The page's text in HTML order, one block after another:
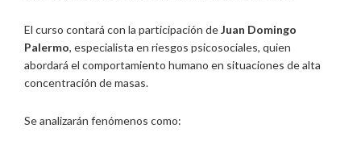
El curso contará con la participación deJuan Domingo
Palermo, especialista en riesgos psicosociales, quien
abordará el comportamiento humano en situaciones de alta
concentración de masas.
Se analizarán fenómenos como: